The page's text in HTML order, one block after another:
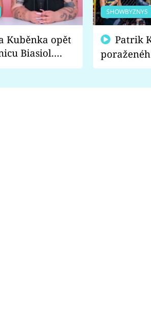
Kuběnka opět
Biasiol.
falešná a
SHOWBYZNYS
fanoušci